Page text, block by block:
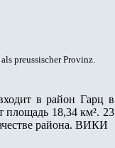
preussischer Provinz.
в район Гарц в
площадь 18,34 км². 23
района. ВИКИ